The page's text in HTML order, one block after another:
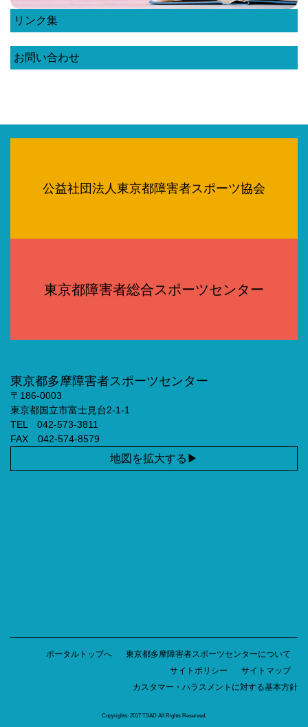
リンク集
お問い合わせ
公益社団法人東京都障害者スポーツ協会
東京都障害者総合スポーツセンター
東京都多摩障害者スポーツセンター
〒186-0003
東京都国立市富士見台2-1-1
TEL 042-573-3811
FAX 042-574-8579
地図を拡大する
ポータルトップへ
東京都多摩障害者スポーツセンターについて
サイトポリシー
サイトマップ
カスタマー・ハラスメントに対する基本方針
Copyrights: 2017 TSAD All Rights Reserved.